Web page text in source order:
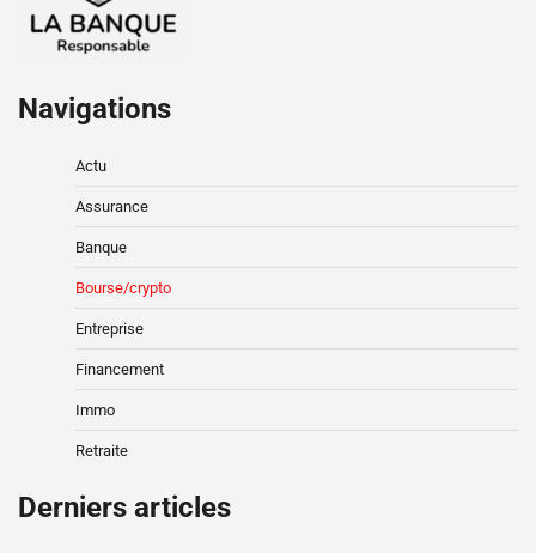
Navigations
Actu
Assurance
Banque
Bourse/crypto
Entreprise
Financement
Immo
Retraite
Derniers articles